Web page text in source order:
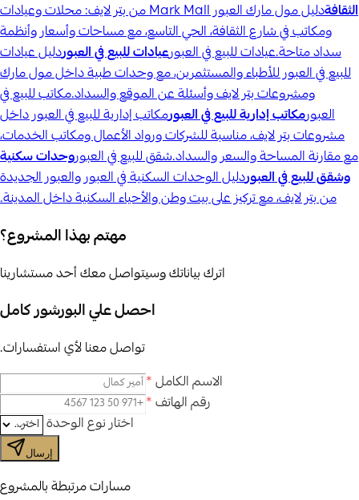
الثقافة
دليل مول مارك العبور Mark Mall من بتر لايف: محلات وعيادات
ومكاتب في شارع الثقافة، الحي التاسع، مع مساحات وأسعار وأنظمة
سداد متاحة.عيادات للبيع في العبورعيادات للبيع في العبوردليل عيادات
للبيع في العبور للأطباء والمستثمرين، مع وحدات طبية داخل مول مارك
ومشروعات بتر لايف وأسئلة عن الموقع والسداد.مكاتب للبيع في
العبورمكاتب إدارية للبيع في العبورمكاتب إدارية للبيع في العبور داخل
مشروعات بتر لايف، مناسبة للشركات ورواد الأعمال ومكاتب الخدمات،
مع مقارنة المساحة والسعر والسداد.شقق للبيع في العبوروحدات سكنية
وشقق للبيع في العبوردليل الوحدات السكنية في العبور والعبور الجديدة
من بتر لايف، مع تركيز على بيت وطن والأحياء السكنية داخل المدينة.
مهتم بهذا المشروع؟
اترك بياناتك وسيتواصل معك أحد مستشارينا
احصل علي البورشور كامل
تواصل معنا لأي استفسارات.
الاسم الكامل*
رقم الهاتف*
اختار نوع الوحدة
إرسال
مسارات مرتبطة بالمشروع